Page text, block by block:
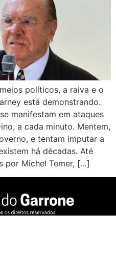
políticos, a raiva e o
está demonstrando.
manifestam em ataques
a cada minuto. Mentem,
e tentam imputar a
há décadas. Até
por Michel Temer, […]